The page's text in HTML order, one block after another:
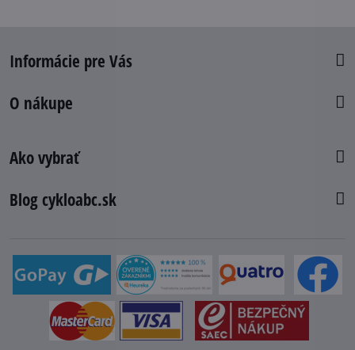
Informácie pre Vás
O nákupe
Ako vybrať
Blog cykloabc.sk